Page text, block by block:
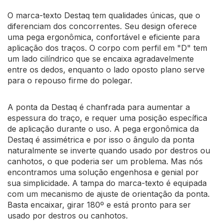
O marca-texto Destaq tem qualidades únicas, que o
diferenciam dos concorrentes. Seu design oferece
uma pega ergonômica, confortável e eficiente para
aplicação dos traços. O corpo com perfil em "D" tem
um lado cilíndrico que se encaixa agradavelmente
entre os dedos, enquanto o lado oposto plano serve
para o repouso firme do polegar.
A ponta da Destaq é chanfrada para aumentar a
espessura do traço, e requer uma posição específica
de aplicação durante o uso. A pega ergonômica da
Destaq é assimétrica e por isso o ângulo da ponta
naturalmente se inverte quando usado por destros ou
canhotos, o que poderia ser um problema. Mas nós
encontramos uma solução engenhosa e genial por
sua simplicidade. A tampa do marca-texto é equipada
com um mecanismo de ajuste de orientação da ponta.
Basta encaixar, girar 180º e está pronto para ser
usado por destros ou canhotos.